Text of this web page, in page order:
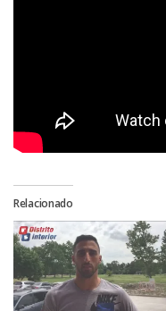
Relacionado